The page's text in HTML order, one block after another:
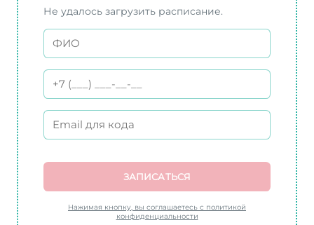
Не удалось загрузить расписание.
ЗАПИСАТЬСЯ
Нажимая кнопку, вы соглашаетесь с политикой
конфиденциальности